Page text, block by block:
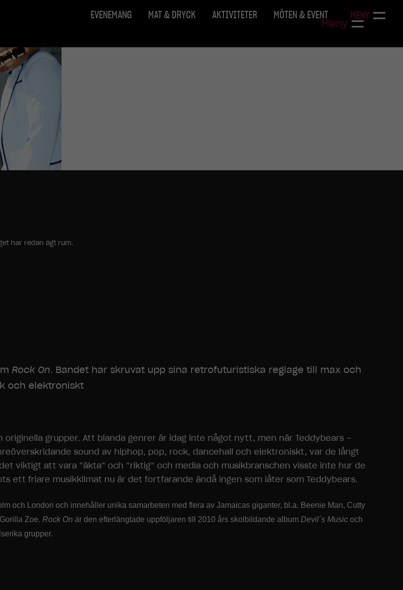
EVENEMANG MAT & DRYCK AKTIVITETER MÖTEN & EVENT MENY
Meny
har redan ägt rum.
Rock On. Bandet har skruvat upp sina retrofuturistiska reglage till max och
och elektroniskt
grupper. Att blanda genrer är idag inte något nytt, men när Teddybears –
sound av hiphop, pop, rock, dancehall och elektroniskt, var de långt
viktigt att vara ”äkta” och ”riktig” och media och musikbranschen visste inte hur de
ett friare musikklimat nu är det fortfarande ändå ingen som låter som Teddybears.
och London och innehåller unika samarbeten med flera av Jamaicas giganter, bl.a. Beenie Man, Cutty
Zoe. Rock On är den efterlängtade uppföljaren till 2010 års skolbildande album Devil´s Music och
grupper.